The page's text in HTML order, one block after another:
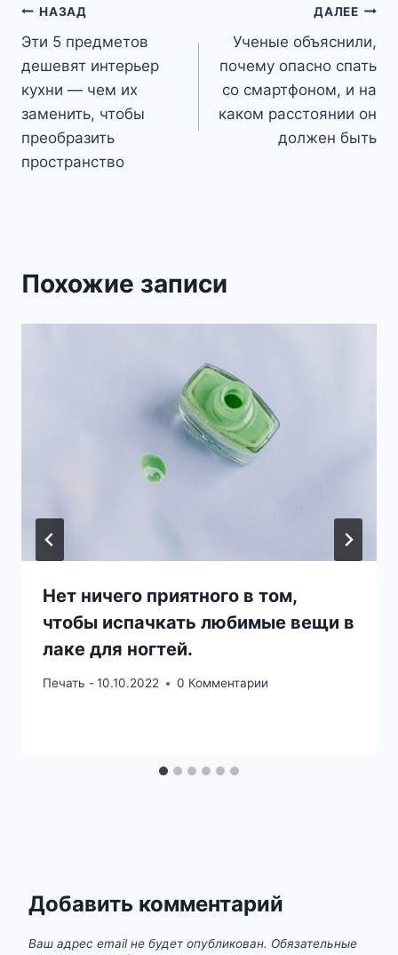
Навигация
по
записям
НАЗАД
Эти 5 предметов
дешевят интерьер
кухни — чем их
заменить, чтобы
преобразить
пространство
ДАЛЕЕ
Ученые объяснили,
почему опасно спать
со смартфоном, и на
каком расстоянии он
должен быть
Похожие записи
Нет ничего приятного в том,
чтобы испачкать любимые вещи в
лаке для ногтей.
Печать -10.10.2022 0 Комментарии
Добавить комментарий
Ваш адрес email не будет опубликован. Обязательные